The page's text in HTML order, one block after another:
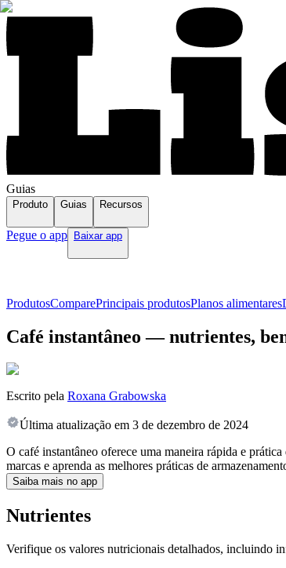
Guias
Produto Guias Recursos
Pegue o app Baixar app
ProdutosComparePrincipais produtosPlanos alimentares
Café instantâneo — nutrientes,
Escrito pela Roxana Grabowska
Última atualização em 3 de dezembro de 2024
O café instantâneo oferece uma maneira rápida e
marcas e aprenda as melhores práticas de
Saiba mais no app
Nutrientes
Verifique os valores nutricionais detalhados, incluindo